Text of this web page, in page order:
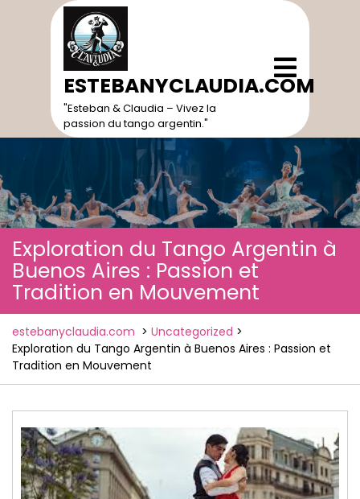
ESTEBANYCLAUDIA.COM
"Esteban & Claudia – Vivez la
passion du tango argentin."
Open
Menu
Exploration du Tango Argentin à
Buenos Aires : Passion et
Tradition en Mouvement
estebanyclaudia.com > Uncategorized >
Exploration du Tango Argentin à Buenos Aires : Passion et
Tradition en Mouvement